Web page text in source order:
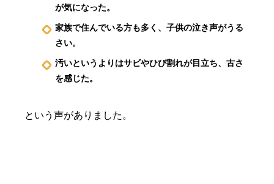
が気になった。
家族で住んでいる方も多く、子供の泣き声がうる
さい。
汚いというよりはサビやひび割れが目立ち、古さ
を感じた。
という声がありました。